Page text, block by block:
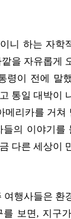
니 하는 자학
을 자유롭게
령이 전에 말
통일 대박이
메리카를 거쳐
의 이야기를
다른 세상이
여행사들은 환
를 보면, 지구